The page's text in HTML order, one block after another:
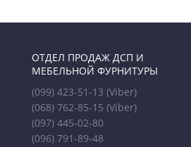
ОТДЕЛ ПРОДАЖ ДСП И
МЕБЕЛЬНОЙ ФУРНИТУРЫ
(099) 423-51-13(Viber)
(068) 762-85-15(Viber)
(097) 445-02-80
(096) 791-89-48